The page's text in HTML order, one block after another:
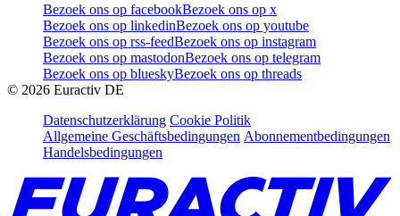
Bezoek ons op facebookBezoek ons op x
Bezoek ons op linkedinBezoek ons op youtube
Bezoek ons op rss-feedBezoek ons op instagram
Bezoek ons op mastodonBezoek ons op telegram
Bezoek ons op blueskyBezoek ons op threads
© 2026 Euractiv DE
Datenschutzerklärung Cookie Politik
Allgemeine Geschäftsbedingungen Abonnementbedingungen
Handelsbedingungen